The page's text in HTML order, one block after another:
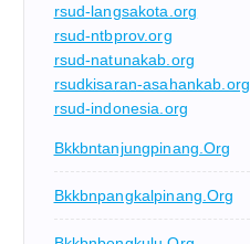
rsud-langsakota.org
rsud-ntbprov.org
rsud-natunakab.org
rsudkisaran-asahankab.org
rsud-indonesia.org
Bkkbntanjungpinang.org
Bkkbnpangkalpinang.org